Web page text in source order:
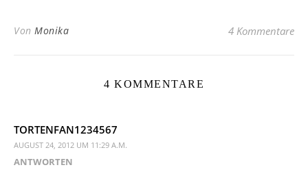
Von Monika 4 Kommentare
4 KOMMENTARE
TORTENFAN1234567
AUGUST 24, 2012 UM 11:29 A.M.
ANTWORTEN